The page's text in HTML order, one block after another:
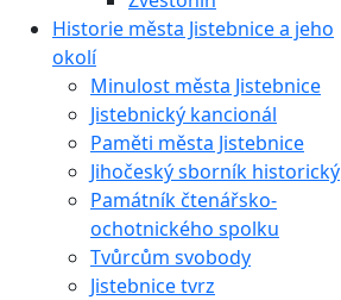
Historie města Jistebnice a jeho
okolí
Minulost města Jistebnice
Jistebnický kancionál
Paměti města Jistebnice
Jihočeský sborník historický
Památník čtenářsko-
ochotnického spolku
Tvůrcům svobody
Jistebnice tvrz